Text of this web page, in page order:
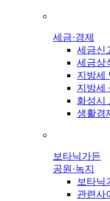
세금·경제
세금신
세금상
지방세
지방세
화성시
생활경
보타닉가든
공원·녹지
보타닉
관련사